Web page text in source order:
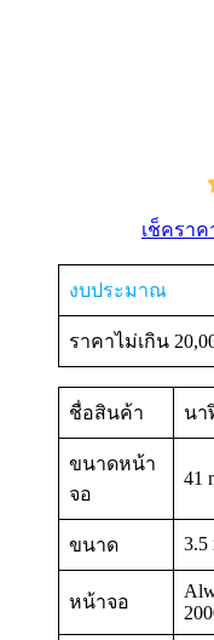
เช็คราค
งบประมาณ
ราคาไม่เกิน
ชื่อสินค้า นา
ขนาดหน้า
จอ
41
ขนาด 3.5
หน้าจอ